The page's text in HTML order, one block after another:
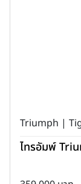
Triumph |
ไทรอัมพ์